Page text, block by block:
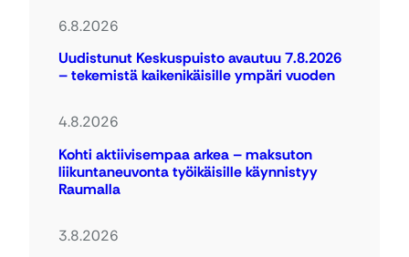
6.8.2026
Uudistunut Keskuspuisto avautuu 7.8.2026
– tekemistä kaikenikäisille ympäri vuoden
4.8.2026
Kohti aktiivisempaa arkea – maksuton
liikuntaneuvonta työikäisille käynnistyy
Raumalla
3.8.2026